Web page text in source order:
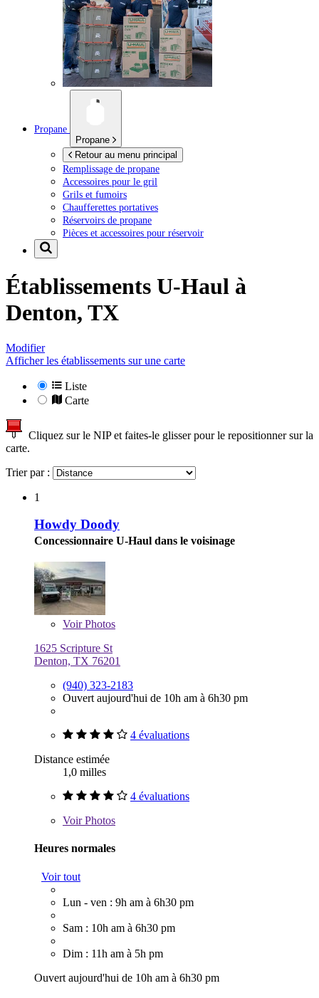
Propane
Propane
Retour au menu principal
Remplissage de propane
Accessoires pour le gril
Grils et fumoirs
Chaufferettes portatives
Réservoirs de propane
Pièces et accessoires pour réservoir
Établissements U-Haul à
Denton, TX
Modifier
Afficher les établissements sur une carte
Liste
Carte
Cliquez sur le NIP et faites-le glisser pour le repositionner sur la
carte.
Trier par :
1
Howdy Doody
Concessionnaire U-Haul dans le voisinage
VoirPhotos
1625 Scripture St
Denton, TX 76201
(940) 323-2183
Ouvert aujourd'hui de 10h am à 6h30 pm
4 évaluations
Distance estimée
1,0 milles
4 évaluations
VoirPhotos
Heures normales
Voir tout
Lun - ven : 9h am à 6h30 pm
Sam : 10h am à 6h30 pm
Dim : 11h am à 5h pm
Ouvert aujourd'hui de 10h am à 6h30 pm